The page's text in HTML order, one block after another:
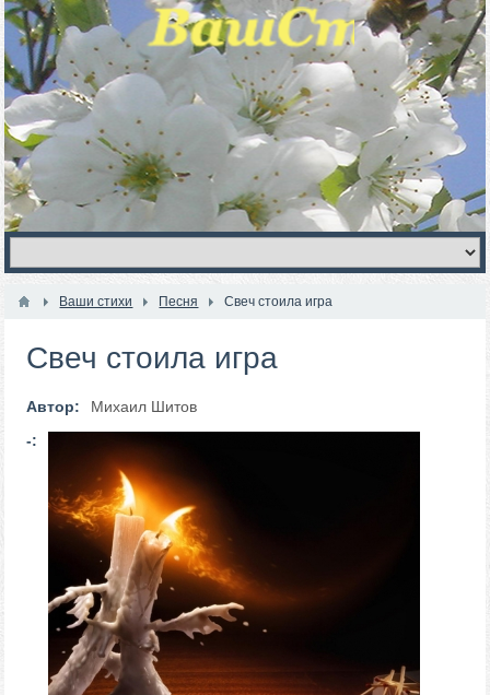
Ваши стихи Песня Свеч стоила игра
Свеч стоила игра
Автор:
Михаил Шитов
-: